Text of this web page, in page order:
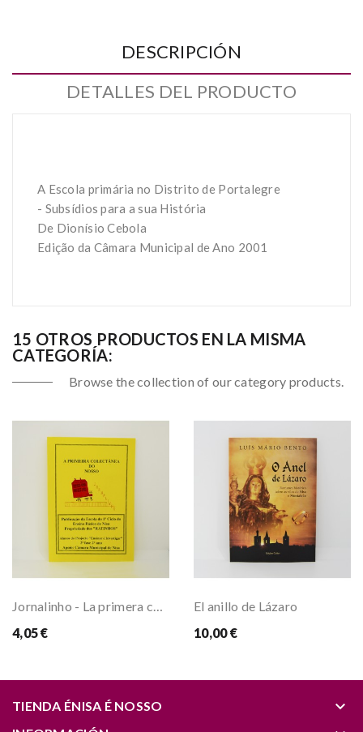
DESCRIPCIÓN
DETALLES DEL PRODUCTO
A Escola primária no Distrito de Portalegre
- Subsídios para a sua História
De Dionísio Cebola
Edição da Câmara Municipal de Ano 2001
15 OTROS PRODUCTOS EN LA MISMA
CATEGORÍA:
Browse the collection of our category products.
4,05 €
El anillo de Lázaro
10,00 €
TIENDA ÉNISA É NOSSO keyboard_arrow_down